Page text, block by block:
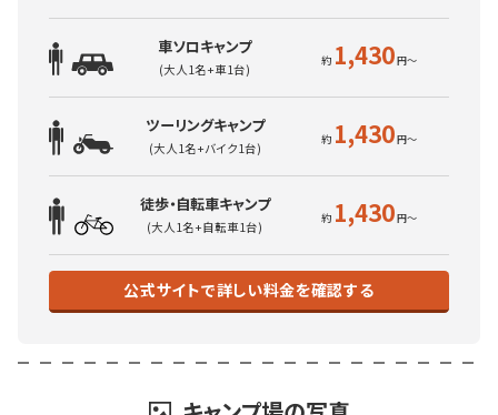
車ソロキャンプ
(大人1名+車1台) 1,430
ツーリングキャンプ
(大人1名+バイク1台) 1,430
徒歩・自転車キャンプ
(大人1名+自転車1台) 1,430
公式サイトで詳しい料金を確認する